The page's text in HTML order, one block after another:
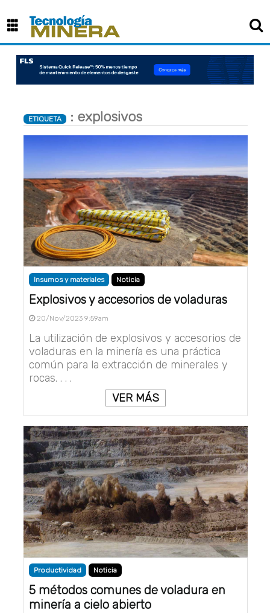
ETIQUETA : explosivos
Insumos y materiales Noticia
Explosivos y accesorios de voladuras
20/Nov/2023 9:59am
La utilización de explosivos y accesorios de
voladuras en la minería es una práctica
común para la extracción de minerales y
rocas. . . .
VER MÁS
Productividad Noticia
5 métodos comunes de voladura en
minería a cielo abierto